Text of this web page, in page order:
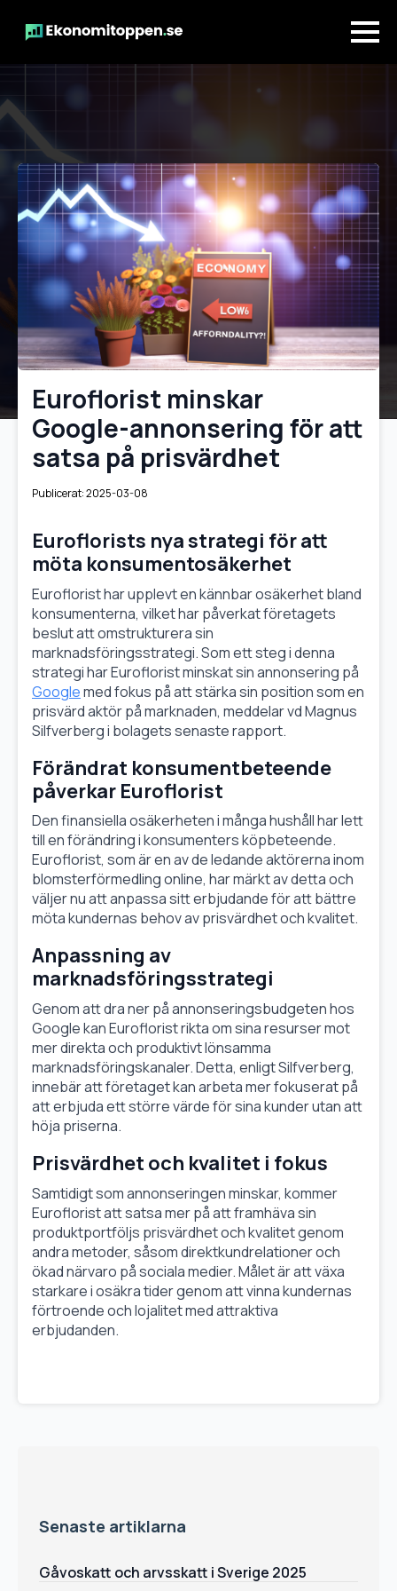
Euroflorist minskar
Google-annonsering för att
satsa på prisvärdhet
Publicerat: 2025-03-08
Euroflorists nya strategi för att
möta konsumentosäkerhet
Euroflorist har upplevt en kännbar osäkerhet bland
konsumenterna, vilket har påverkat företagets
beslut att omstrukturera sin
marknadsföringsstrategi. Som ett steg i denna
strategi har Euroflorist minskat sin annonsering på
Googlemed fokus på att stärka sin position som en
prisvärd aktör på marknaden, meddelar vd Magnus
Silfverberg i bolagets senaste rapport.
Förändrat konsumentbeteende
påverkar Euroflorist
Den finansiella osäkerheten i många hushåll har lett
till en förändring i konsumenters köpbeteende.
Euroflorist, som är en av de ledande aktörerna inom
blomsterförmedling online, har märkt av detta och
väljer nu att anpassa sitt erbjudande för att bättre
möta kundernas behov av prisvärdhet och kvalitet.
Anpassning av
marknadsföringsstrategi
Genom att dra ner på annonseringsbudgeten hos
Google kan Euroflorist rikta om sina resurser mot
mer direkta och produktivt lönsamma
marknadsföringskanaler. Detta, enligt Silfverberg,
innebär att företaget kan arbeta mer fokuserat på
att erbjuda ett större värde för sina kunder utan att
höja priserna.
Prisvärdhet och kvalitet i fokus
Samtidigt som annonseringen minskar, kommer
Euroflorist att satsa mer på att framhäva sin
produktportföljs prisvärdhet och kvalitet genom
andra metoder, såsom direktkundrelationer och
ökad närvaro på sociala medier. Målet är att växa
starkare i osäkra tider genom att vinna kundernas
förtroende och lojalitet med attraktiva
erbjudanden.
Senaste artiklarna
Gåvoskatt och arvsskatt i Sverige 2025